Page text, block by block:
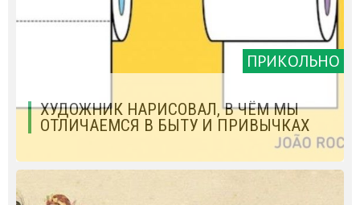
ПРИКОЛЬНО
ХУДОЖНИК НАРИСОВАЛ, В ЧЁМ МЫ
ОТЛИЧАЕМСЯ В БЫТУ И ПРИВЫЧКАХ